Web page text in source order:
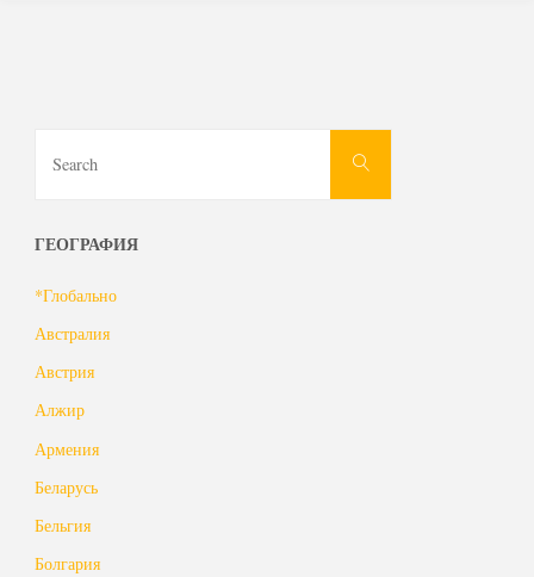
Search
ГЕОГРАФИЯ
*Глобально
Австралия
Австрия
Алжир
Армения
Беларусь
Бельгия
Болгария